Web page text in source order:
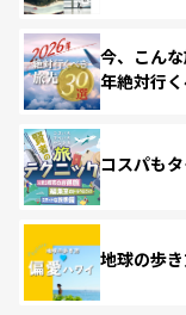
今、こん
年絶対行
コスパも
地球の歩